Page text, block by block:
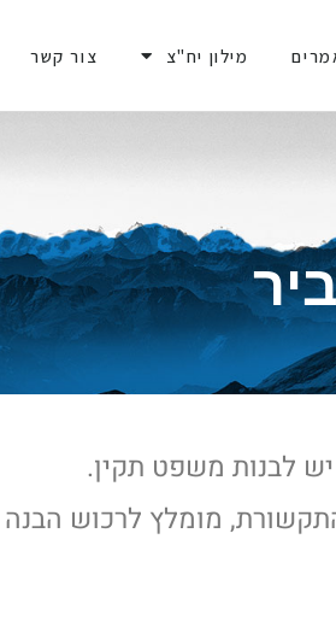
מילון יח"צ צור קשר
לבנות משפט תקין.
מומלץ לרכוש הבנה